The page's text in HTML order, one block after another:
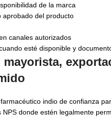
de la marca
aprobado del producto
canales autorizados
esté disponible y
indio de confianza
donde estén legalmente